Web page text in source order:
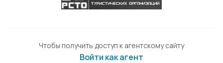
Чтобы получить доступ к агентскому сайту
Войти как агент